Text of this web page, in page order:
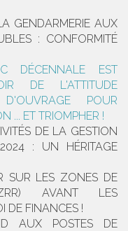
GENDARMERIE AUX
: CONFORMITÉ
DÉCENNALE EST
DE L'ATTITUDE
POUR
... ET TRIOMPHER !
DE LA GESTION
: UN HÉRITAGE
SUR LES ZONES DE
AVANT LES
DE FINANCES !
AUX POSTES DE